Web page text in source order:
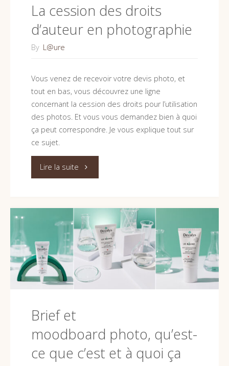
prix
d’une
?"
La cession des droits
d’auteur en photographie
By L@ure
Vous venez de recevoir votre devis photo, et
tout en bas, vous découvrez une ligne
concernant la cession des droits pour l’utilisation
des photos. Et vous vous demandez bien à quoi
ça peut correspondre. Je vous explique tout sur
ce sujet.
Lire la suite "La
des
droits
d’auteur
Brief et
moodboard photo, qu’est-
ce que c’est et à quoi ça